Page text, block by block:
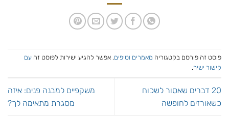
פוסט זה פורסם בקטגוריה מאמרים וטיפים. אפשר להגיע ישירות לפוסט זה עם
קישור ישיר.
20 דברים שאסור לשכוח
כשאורזים לחופשה
משקפיים למבנה פנים: איזה
מסגרת מתאימה לך?